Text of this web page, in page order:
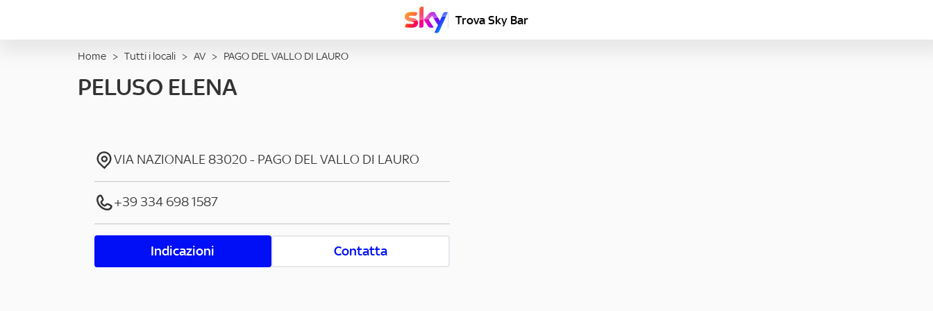
Trova Sky Bar
Home > Tutti i locali > AV > PAGO DEL VALLO DI LAURO
PELUSO ELENA
VIA NAZIONALE83020 - PAGO DEL VALLO DI LAURO
+39 334 698 1587
Indicazioni Contatta